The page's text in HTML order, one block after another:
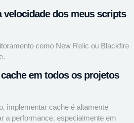
velocidade dos meus scripts
como New Relic ou Blackfire
em todos os projetos
implementar cache é altamente
a performance, especialmente em